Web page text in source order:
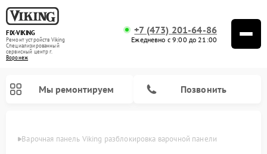
FIX-VIKING
Ремонт устройств Viking
Специализированный
cервисный центр г.
Воронеж
+7 (473) 201-64-86
Ежедневно с 9:00 до 21:00
Мы ремонтируем Позвонить
Варочная панель Viking разблокировка варочной панели